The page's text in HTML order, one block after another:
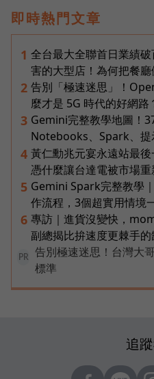
即時熱門文章
1 全台最大全聯首日業績
害的大型店！為何把餐
2 告別「極速迷思」！
麼才是 5G 時代的好網路
3 Gemini完整教學地圖！
Notebooks、Spark、提
4 黃仁勳兆元宴永遠站最
憑什麼讓台達電被市場重
5 Gemini Spark完整教學
作流程，3個超實用情境
6 專訪｜進貨沒變快，
副總揭比拚速度更棘手的
PR
告別極速迷思！台灣大
標準
追